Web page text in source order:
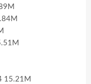
15.21M